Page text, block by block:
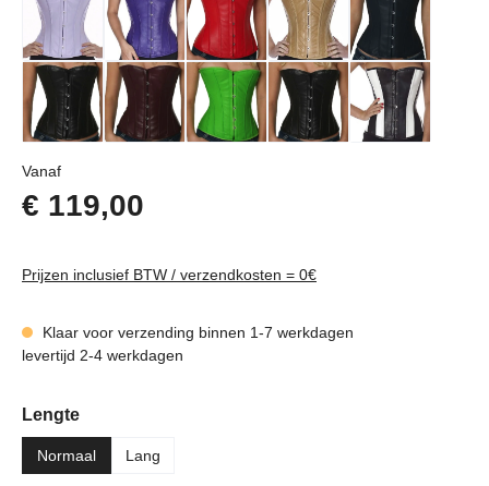
VanafNormale prijs:
€ 119,00
Prijzen inclusief BTW / verzendkosten = 0€
Klaar voor verzending binnen 1-7 werkdagen
levertijd 2-4 werkdagen
Selecteer
Lengte
Normaal Lang